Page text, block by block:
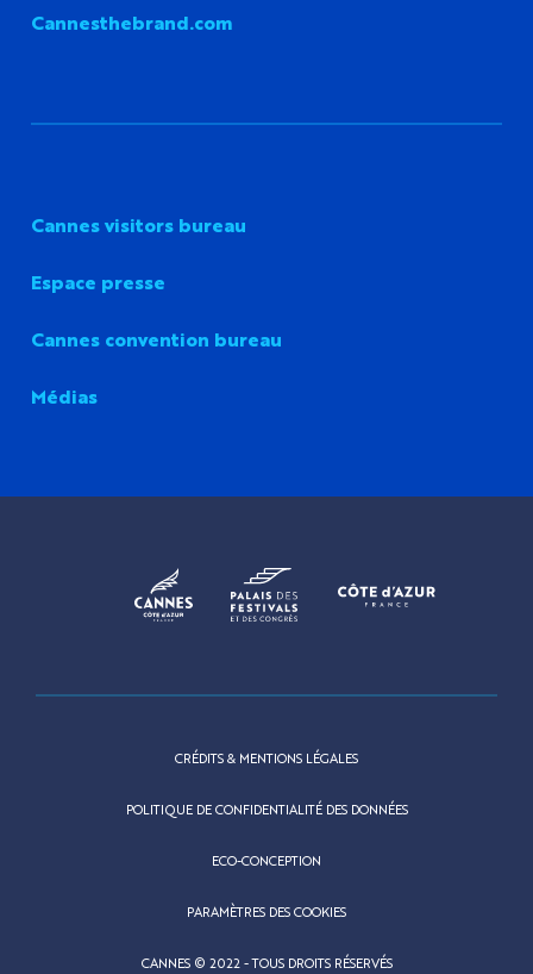
Cannesthebrand.com
Cannes visitors bureau
Espace presse
Cannes convention bureau
Médias
CRÉDITS & MENTIONS LÉGALES
POLITIQUE DE CONFIDENTIALITÉ DES DONNÉES
ECO-CONCEPTION
PARAMÈTRES DES COOKIES
CANNES © 2022 - TOUS DROITS RÉSERVÉS